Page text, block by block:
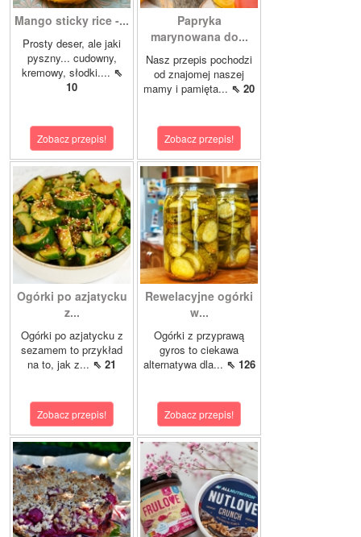
Mango sticky rice -...
Prosty deser, ale jaki
pyszny... cudowny,
kremowy, słodki.... ⇖
10
Zobacz przepis!
Papryka
marynowana do...
Nasz przepis pochodzi
od znajomej naszej
mamy i pamięta... ⇖ 20
Zobacz przepis!
Ogórki po azjatycku
z...
Ogórki po azjatycku z
sezamem to przykład
na to, jak z... ⇖ 21
Zobacz przepis!
Rewelacyjne ogórki
w...
Ogórki z przyprawą
gyros to ciekawa
alternatywa dla... ⇖ 126
Zobacz przepis!